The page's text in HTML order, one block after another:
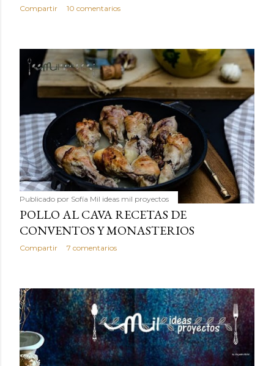
Compartir 10 comentarios
Publicado por Sofía Mil ideas mil proyectos
POLLO AL CAVA RECETAS DE
CONVENTOS Y MONASTERIOS
Compartir 7 comentarios